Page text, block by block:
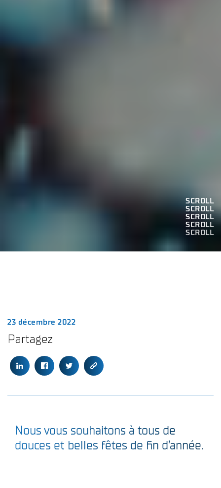
SCROLL
SCROLL
SCROLL
SCROLL
SCROLL
23 décembre 2022
Partagez
Nous vous souhaitons à tous de
douces et belles fêtes de fin d’année.